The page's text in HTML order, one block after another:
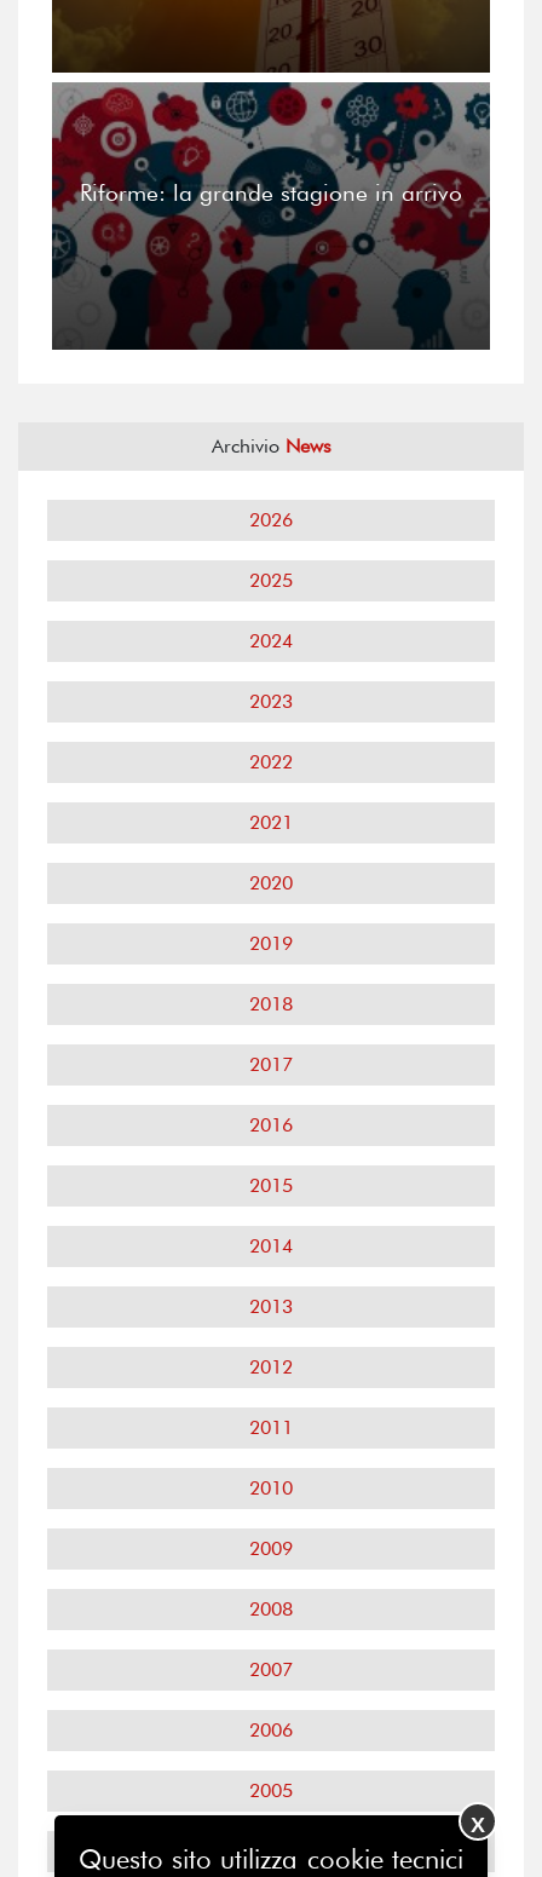
Riforme: la grande stagione in arrivo
Archivio News
2026
2025
2024
2023
2022
2021
2020
2019
2018
2017
2016
2015
2014
2013
2012
2011
2010
2009
2008
2007
2006
2005
2004
Questo sito utilizza cookie tecnici
X